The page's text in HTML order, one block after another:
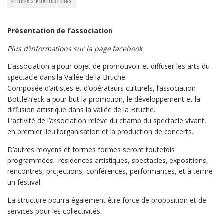
ÉTUDES & PUBLICATIONS
Présentation de l’association
Plus d’informations sur la page facebook
L’association a pour objet de promouvoir et diffuser les arts du
spectacle dans la Vallée de la Bruche.
Composée d’artistes et d’opérateurs culturels, l’association
Bottle’n’eck a pour but la promotion, le développement et la
diffusion artistique dans la vallée de la Bruche.
L’activité de l’association relève du champ du spectacle vivant,
en premier lieu l’organisation et la production de concerts.
D’autres moyens et formes formes seront toutefois
programmées : résidences artistiques, spectacles, expositions,
rencontres, projections, conférences, performances, et à terme
un festival.
La structure pourra également être force de proposition et de
services pour les collectivités.